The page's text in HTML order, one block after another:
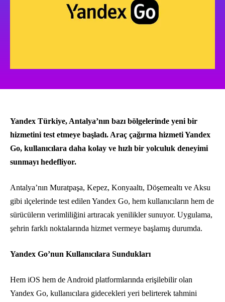
Yandex Türkiye, Antalya’nın bazı bölgelerinde yeni bir
hizmetini test etmeye başladı. Araç çağırma hizmeti Yandex
Go, kullanıcılara daha kolay ve hızlı bir yolculuk deneyimi
sunmayı hedefliyor.
Antalya’nın Muratpaşa, Kepez, Konyaaltı, Döşemealtı ve Aksu
gibi ılçelerinde test edilen Yandex Go, hem kullanıcıların hem de
sürücülerın verimliliğini artıracak yenilikler sunuyor. Uygulama,
şehrin farklı noktalarında hizmet vermeye başlamış durumda.
Yandex Go’nun Kullanıcılara Sundukları
Hem iOS hem de Android platformlarında erişilebilir olan
Yandex Go, kullanıcılara gidecekleri yeri belirterek tahmini